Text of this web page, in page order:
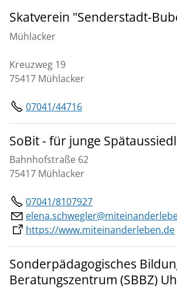
Skatverein "Senderstadt-
Mühlacker
Kreuzweg 19
75417 Mühlacker
07041/44716
SoBit - für junge
Bahnhofstraße 62
75417 Mühlacker
07041/8107927
https://www.miteinanderleben.de
Sonderpädagogisches
Beratungszentrum (SBBZ)